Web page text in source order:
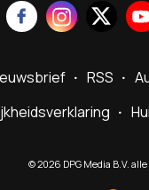
RSS
©2026 DPG Media B.V.